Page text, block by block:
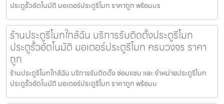
ประตูรั้วอัตโนมัติ มอเตอร์ประตูรีโมท ราคาถูก พร้อมบร
ร้านประตูรีโมทใกล้ฉัน บริการรับติดตั้งประตูรีโมท
ประตูรั้วอัตโนมัติ มอเตอร์ประตูรีโมท ครบวงจร ราคา
ถูก
ร้านประตูรีโมทใกล้ฉัน บริการรับติดตั้ง ซ่อมแซม และ จำหน่ายประตูรีโมท
ประตูรั้วอัตโนมัติ มอเตอร์ประตูรีโมท ราคาถูก พร้อมบ